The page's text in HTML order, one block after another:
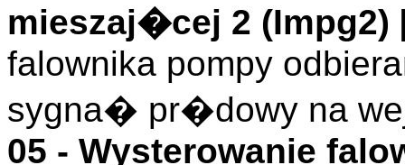
mieszaj�cej 2 (Impg2)
falownika pompy
sygna� pr�dowy na
05 - Wysterowanie